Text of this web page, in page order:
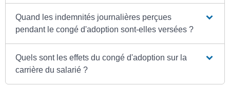
Quand les indemnités journalières perçues
pendant le congé d'adoption sont-elles versées ?
Quels sont les effets du congé d'adoption sur la
carrière du salarié ?